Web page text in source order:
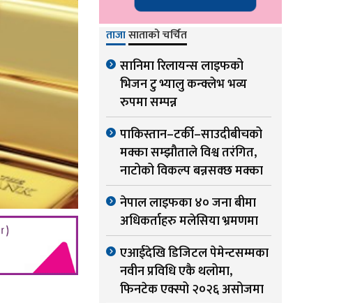
ताजासाताको चर्चित
सानिमा रिलायन्स लाइफको
भिजन टु भ्यालु कन्क्लेभ भव्य
रुपमा सम्पन्न
पाकिस्तान–टर्की–साउदीबीचको
मक्का सम्झौताले विश्व तरंगित,
नाटोको विकल्प बन्नसक्छ मक्का
नेपाल लाइफका ४० जना बीमा
अधिकर्ताहरु मलेसिया भ्रमणमा
एआईदेखि डिजिटल पेमेन्टसम्मका
नवीन प्रविधि एकै थलोमा,
फिनटेक एक्स्पो २०२६ असोजमा